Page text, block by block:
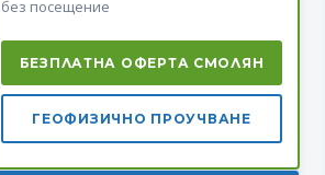
без посещение
БЕЗПЛАТНА ОФЕРТА СМОЛЯН
ГЕОФИЗИЧНО ПРОУЧВАНЕ